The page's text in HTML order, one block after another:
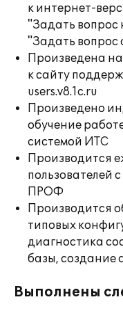
к интернет-
"Задать вопрос
"Задать вопрос
Произведена
к сайту
users.v8.1c.ru
Произведено
обучение
системой ИТС
Производится
пользователей
ПРОФ
Производится
типовых
диагностика
базы, создание
Выполнены